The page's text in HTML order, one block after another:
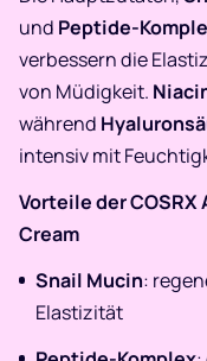
und Peptide-
verbessern die
von Müdigkeit.
während
intensiv mit
Vorteile der COSRX
Cream
Snail Mucin:
Elastizität